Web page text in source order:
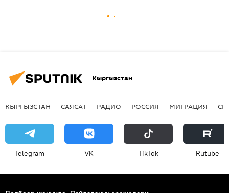
Кыргызстан
КЫРГЫЗСТАН САЯСАТ РАДИО РОССИЯ МИГРАЦИЯ
Telegram VK ТikТоk Rutube